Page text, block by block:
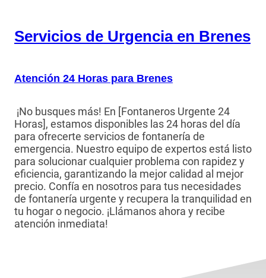
Servicios de Urgencia en Brenes
Atención 24 Horas para Brenes
¡No busques más! En [Fontaneros Urgente 24
Horas], estamos disponibles las 24 horas del día
para ofrecerte servicios de fontanería de
emergencia. Nuestro equipo de expertos está listo
para solucionar cualquier problema con rapidez y
eficiencia, garantizando la mejor calidad al mejor
precio. Confía en nosotros para tus necesidades
de fontanería urgente y recupera la tranquilidad en
tu hogar o negocio. ¡Llámanos ahora y recibe
atención inmediata!